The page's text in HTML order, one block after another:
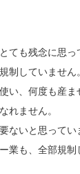
ても残念に思っ
制していませ
い、何度も産ま
れません。
ないと思ってい
業も、全部規制